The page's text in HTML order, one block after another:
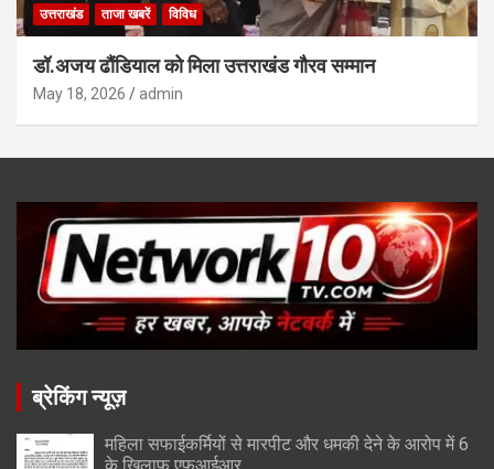
उत्तराखंड ताजा खबरें विविध
डॉ.अजय ढौंडियाल को मिला उत्तराखंड गौरव सम्मान
May 18, 2026 admin
ब्रेकिंग न्यूज़
महिला सफाईकर्मियों से मारपीट और धमकी देने के आरोप में 6